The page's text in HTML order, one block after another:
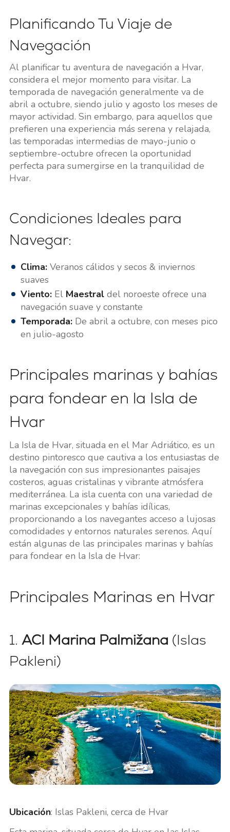
Planificando Tu Viaje de
Navegación
Al planificar tu aventura de navegación a Hvar,
considera el mejor momento para visitar. La
temporada de navegación generalmente va de
abril a octubre, siendo julio y agosto los meses de
mayor actividad. Sin embargo, para aquellos que
prefieren una experiencia más serena y relajada,
las temporadas intermedias de mayo-junio o
septiembre-octubre ofrecen la oportunidad
perfecta para sumergirse en la tranquilidad de
Hvar.
Condiciones Ideales para
Navegar:
Clima:Veranos cálidos y secos & inviernos
suaves
Viento:El Maestraldel noroeste ofrece una
navegación suave y constante
Temporada:De abril a octubre, con meses pico
en julio-agosto
Principales marinas y bahías
para fondear en la Isla de
Hvar
La Isla de Hvar, situada en el Mar Adriático, es un
destino pintoresco que cautiva a los entusiastas de
la navegación con sus impresionantes paisajes
costeros, aguas cristalinas y vibrante atmósfera
mediterránea. La isla cuenta con una variedad de
marinas excepcionales y bahías idílicas,
proporcionando a los navegantes acceso a lujosas
comodidades y entornos naturales serenos. Aquí
están algunas de las principales marinas y bahías
para fondear en la Isla de Hvar:
Principales Marinas en Hvar
1. ACI Marina Palmižana (Islas
Pakleni)
Ubicación: Islas Pakleni, cerca de Hvar